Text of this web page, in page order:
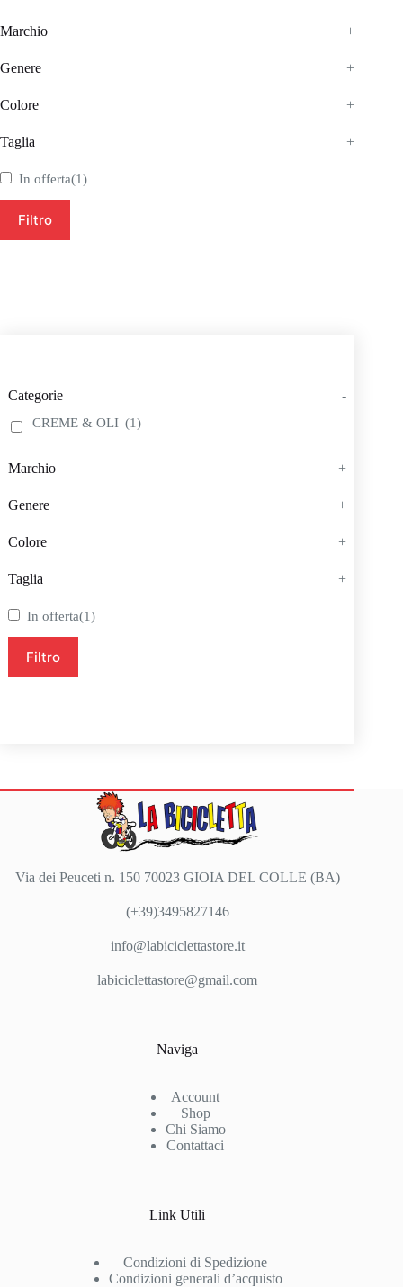
Marchio +
Genere +
Colore +
Taglia +
In offerta(1)
Filtro
Categorie -
CREME & OLI (1)
Marchio +
Genere +
Colore +
Taglia +
In offerta(1)
Filtro
Via dei Peuceti n. 150 70023 GIOIA DEL COLLE (BA)
(+39)3495827146
info@labiciclettastore.it
labiciclettastore@gmail.com
Naviga
Account
Shop
Chi Siamo
Contattaci
Link Utili
Condizioni di Spedizione
Condizioni generali d’acquisto